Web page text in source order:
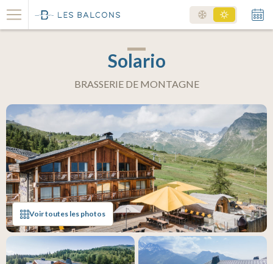
Solario
BRASSERIE DE MONTAGNE
Voir toutes les photos